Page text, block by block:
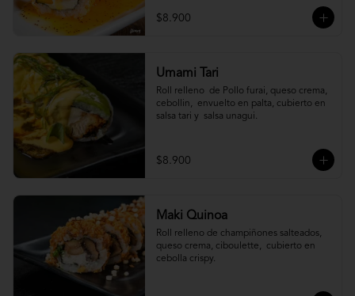
$8.900
Umami Tari
Roll relleno  de Pollo furai, queso crema,
cebollin,  envuelto en palta, cubierto en
salsa tari y  salsa unagui.
$8.900
Maki Quinoa
​Roll relleno de champiñones salteados,
queso crema, ciboulette,  cubierto en
cebolla crispy.